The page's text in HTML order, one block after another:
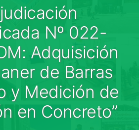
Nº 022-
Adquisición
de Barras
y Medición de
en Concreto”